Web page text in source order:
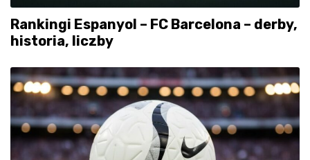
Rankingi Espanyol – FC Barcelona – derby,
historia, liczby